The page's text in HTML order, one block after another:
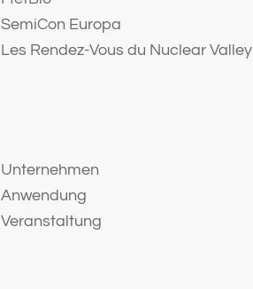
SemiCon Europa
Les Rendez-Vous du Nuclear Valley
Unternehmen
Anwendung
Veranstaltung